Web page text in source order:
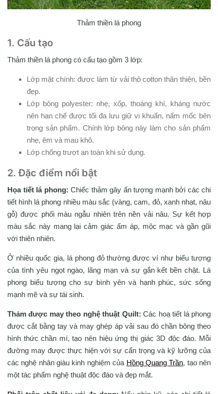
Thảm thiền lá phong
1. Cấu tạo
Thảm thiền lá phong có cấu tạo gồm 3 lớp:
Lớp mặt chính: được làm từ vải thô cotton thân thiện, bền
đẹp.
Lớp bông polyester: nhẹ, xốp, thoáng khí, kháng nước
nên hạn chế được tối đa lưu giữ vi khuẩn, nấm mốc bên
trong sản phẩm. Chính lớp bông này làm cho sản phẩm
nhẹ, êm và mau khô.
Lớp chống trượt an toàn khi sử dụng.
2. Đặc điểm nổi bật
Họa tiết lá phong: Chiếc thảm gây ấn tượng mạnh bởi các chi
tiết hình lá phong nhiều màu sắc (vàng, cam, đỏ, xanh nhạt, nâu
gỗ) được phối màu ngẫu nhiên trên nền vải nâu. Sự kết hợp
màu sắc này mang lại cảm giác ấm áp, mộc mạc và gần gũi
với thiên nhiên.
Ở nhiều quốc gia, lá phong đỏ thường được ví như biểu tượng
của tình yêu ngọt ngào, lãng mạn và sự gắn kết bền chặt. Lá
phong biểu tượng cho sự bình yên và hạnh phúc, sức sống
mạnh mẽ và sự tái sinh.
Thảm được may theo nghệ thuật Quilt:Các hoạ tiết lá phong
được cắt bằng tay và may ghép áp vải sau đó chần bông theo
hình thức chần mí, tạo nên hiệu ứng thị giác 3D độc đáo. Mỗi
đường may được thực hiện với sự cẩn trọng và kỹ lưỡng của
các nghệ nhân giàu kinh nghiệm của Hồng Quang Trần, tạo nên
một tác phẩm nghệ thuật độc đáo và đẹp mắt.